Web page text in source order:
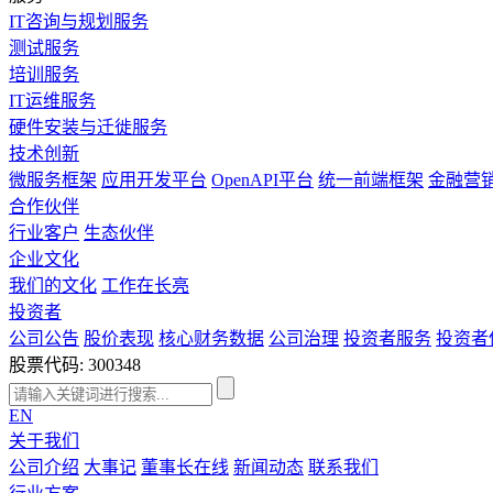
IT咨询与规划服务
测试服务
培训服务
IT运维服务
硬件安装与迁徙服务
技术创新
微服务框架 应用开发平台 OpenAPI平台 统一前端框架 金融营
合作伙伴
行业客户 生态伙伴
企业文化
我们的文化 工作在长亮
投资者
公司公告 股价表现 核心财务数据 公司治理 投资者服务 投资者
股票代码: 300348
EN
关于我们
公司介绍 大事记 董事长在线 新闻动态 联系我们